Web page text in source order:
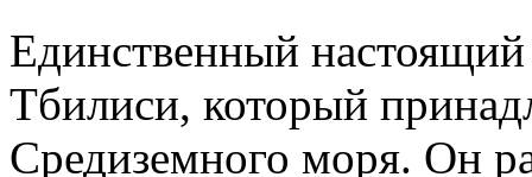
Единственный настоящий
Тбилиси, который
Средиземного моря. Он